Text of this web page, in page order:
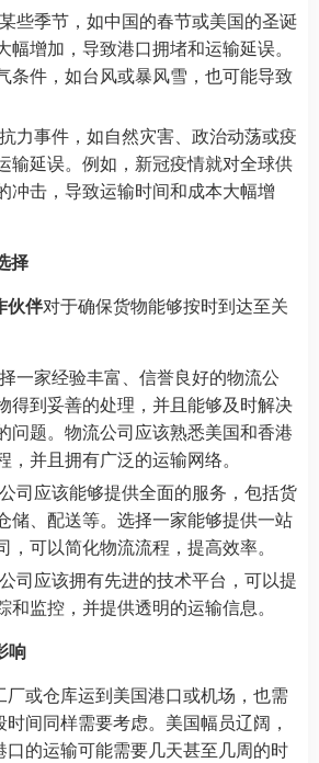
些季节，如中国的春节或美国的圣诞
幅增加，导致港口拥堵和运输延误。
条件，如台风或暴风雪，也可能导致
力事件，如自然灾害、政治动荡或疫
输延误。例如，新冠疫情就对全球供
冲击，导致运输时间和成本大幅增
择
伙伴对于确保货物能够按时到达至关
一家经验丰富、信誉良好的物流公
得到妥善的处理，并且能够及时解决
问题。物流公司应该熟悉美国和香港
，并且拥有广泛的运输网络。
司应该能够提供全面的服务，包括货
储、配送等。选择一家能够提供一站
，可以简化物流流程，提高效率。
司应该拥有先进的技术平台，可以提
和监控，并提供透明的运输信息。
响
厂或仓库运到美国港口或机场，也需
间同样需要考虑。美国幅员辽阔，
口的运输可能需要几天甚至几周的时